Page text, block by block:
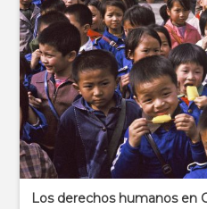
Los derechos humanos en